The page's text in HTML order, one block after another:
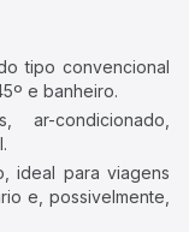
tipo convencional
e banheiro.
ar-condicionado,
ideal para viagens
e, possivelmente,